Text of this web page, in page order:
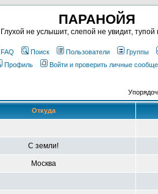
ПАРАНОЙЯ
Глухой не услышит, слепой не увидит, тупой
FAQ Поиск Пользователи Группы
Профиль
Войти и проверить личные
Откуда
С земли!
Москва